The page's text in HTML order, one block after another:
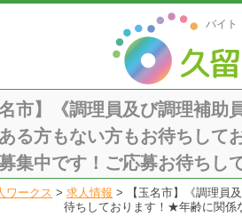
バイト
名市】《調理員及び調理補
る方もない方もお待ちし
集中です！ご応募お待ちし
ワークス > 求人情報 >
【玉名市】《調理員
待ちしております！★年齢に関係